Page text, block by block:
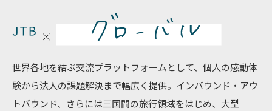
世界各地を結ぶ交流プラットフォームとして、個人の感動体
験から法人の課題解決まで幅広く提供。インバウンド・アウ
トバウンド、さらには三国間の旅行領域をはじめ、大型